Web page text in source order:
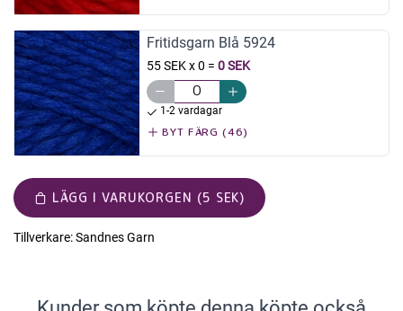
Fritidsgarn Blå 5924
55 SEK x 0 = 0 SEK
1-2 vardagar
BYT FÄRG (46)
LÄGG I VARUKORGEN (5 SEK)
Tillverkare:Sandnes Garn